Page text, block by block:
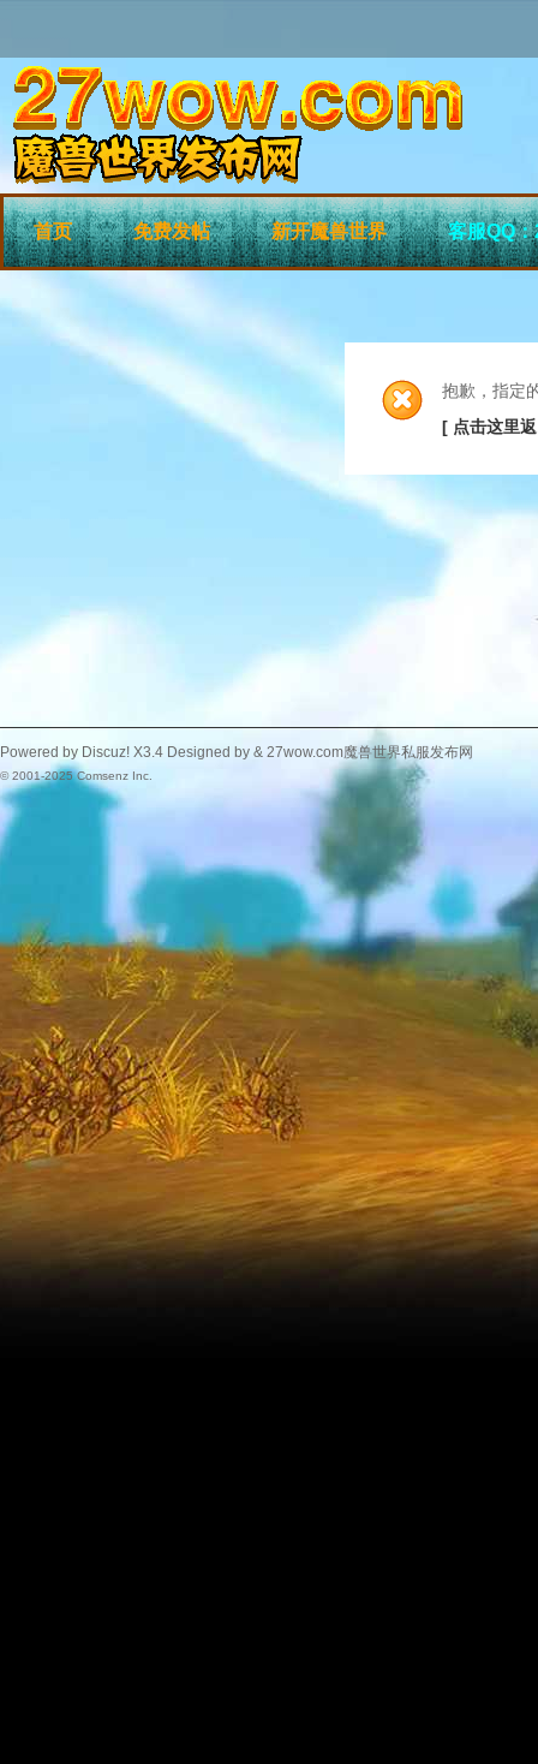
首页 免费发帖 新开魔兽世界 客服QQ
抱歉，指定
[ 点击这里
Powered by Discuz! X3.4 Designed by & 27wow.com魔兽世界私服发布网
© 2001-2025Comsenz Inc.